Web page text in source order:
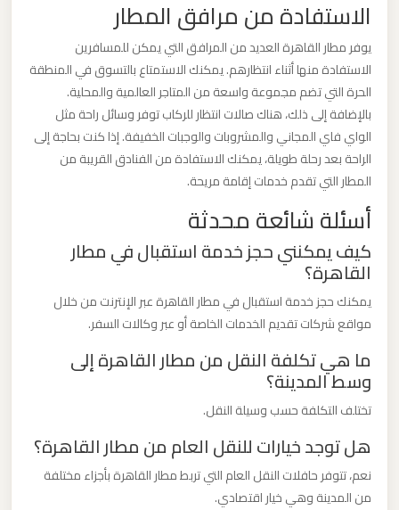
الاستفادة من مرافق المطار
يوفر مطار القاهرة العديد من المرافق التي يمكن للمسافرين
الاستفادة منها أثناء انتظارهم. يمكنك الاستمتاع بالتسوق في المنطقة
الحرة التي تضم مجموعة واسعة من المتاجر العالمية والمحلية.
بالإضافة إلى ذلك، هناك صالات انتظار للركاب توفر وسائل راحة مثل
الواي فاي المجاني والمشروبات والوجبات الخفيفة. إذا كنت بحاجة إلى
الراحة بعد رحلة طويلة، يمكنك الاستفادة من الفنادق القريبة من
المطار التي تقدم خدمات إقامة مريحة.
أسئلة شائعة محدثة
كيف يمكنني حجز خدمة استقبال في مطار
القاهرة؟
يمكنك حجز خدمة استقبال في مطار القاهرة عبر الإنترنت من خلال
مواقع شركات تقديم الخدمات الخاصة أو عبر وكالات السفر.
ما هي تكلفة النقل من مطار القاهرة إلى
وسط المدينة؟
تختلف التكلفة حسب وسيلة النقل.
هل توجد خيارات للنقل العام من مطار القاهرة؟
نعم، تتوفر حافلات النقل العام التي تربط مطار القاهرة بأجزاء مختلفة
من المدينة وهي خيار اقتصادي.
العرب
ليموزين
مطار
القاهرة
اسكندرية
ليموزين
مطار
القاهرة
الدولي
ليموزين
مطار
القاهرة
الساخن